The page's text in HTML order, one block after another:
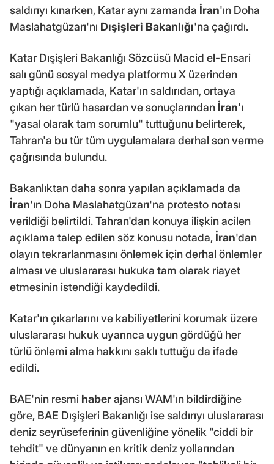
saldırıyı kınarken, Katar aynı zamanda İran'ın Doha
Maslahatgüzarı'nı Dışişleri Bakanlığı'na çağırdı.
Katar Dışişleri Bakanlığı Sözcüsü Macid el-Ensari
salı günü sosyal medya platformu X üzerinden
yaptığı açıklamada, Katar'ın saldırıdan, ortaya
çıkan her türlü hasardan ve sonuçlarından İran'ı
"yasal olarak tam sorumlu" tuttuğunu belirterek,
Tahran'a bu tür tüm uygulamalara derhal son verme
çağrısında bulundu.
Bakanlıktan daha sonra yapılan açıklamada da
İran'ın Doha Maslahatgüzarı'na protesto notası
verildiği belirtildi. Tahran'dan konuya ilişkin acilen
açıklama talep edilen söz konusu notada, İran'dan
olayın tekrarlanmasını önlemek için derhal önlemler
alması ve uluslararası hukuka tam olarak riayet
etmesinin istendiği kaydedildi.
Katar'ın çıkarlarını ve kabiliyetlerini korumak üzere
uluslararası hukuk uyarınca uygun gördüğü her
türlü önlemi alma hakkını saklı tuttuğu da ifade
edildi.
BAE'nin resmi haberajansı WAM'ın bildirdiğine
göre, BAE Dışişleri Bakanlığı ise saldırıyı uluslararası
deniz seyrüseferinin güvenliğine yönelik "ciddi bir
tehdit" ve dünyanın en kritik deniz yollarından